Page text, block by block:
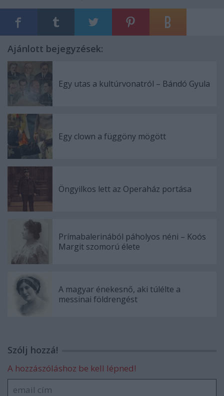
Ajánlott bejegyzések:
Egy utas a kultúrvonatról – Bándó Gyula
Egy clown a függöny mögött
Öngyilkos lett az Operaház portása
Prímabalerinából páholyos néni – Koós
Margit szomorú élete
A magyar énekesnő, aki túlélte a
messinai földrengést
Szólj hozzá!
A hozzászóláshoz be kell lépned!